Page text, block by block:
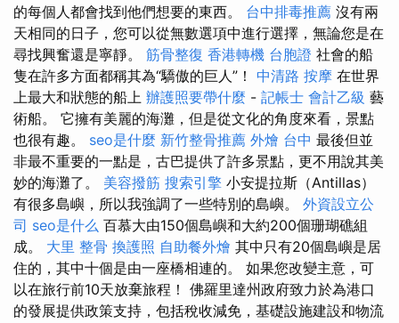
的每個人都會找到他們想要的東西。 台中排毒推薦 沒有兩
天相同的日子，您可以從無數選項中進行選擇，無論您是在
尋找興奮還是寧靜。 筋骨整復 香港轉機 台胞證 社會的船
隻在許多方面都稱其為“驕傲的巨人”！ 中清路 按摩 在世界
上最大和狀態的船上 辦護照要帶什麼 - 記帳士 會計乙級 藝
術船。 它擁有美麗的海灘，但是從文化的角度來看，景點
也很有趣。 seo是什麼 新竹整骨推薦 外燴 台中 最後但並
非最不重要的一點是，古巴提供了許多景點，更不用說其美
妙的海灘了。 美容撥筋 搜索引擎 小安提拉斯（Antillas）
有很多島嶼，所以我強調了一些特別的島嶼。 外資設立公
司 seo是什么 百慕大由150個島嶼和大約200個珊瑚礁組
成。 大里 整骨 換護照 自助餐外燴 其中只有20個島嶼是居
住的，其中十個是由一座橋相連的。 如果您改變主意，可
以在旅行前10天放棄旅程！ 佛羅里達州政府致力於為港口
的發展提供政策支持，包括稅收減免，基礎設施建設和物流